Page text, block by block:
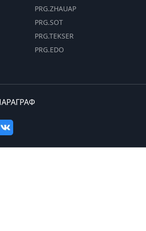
PRG.ZHAUAP
PRG.SOT
PRG.TEKSER
PRG.EDO